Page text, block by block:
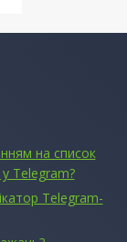
на список
у Telegram?
Telegram-